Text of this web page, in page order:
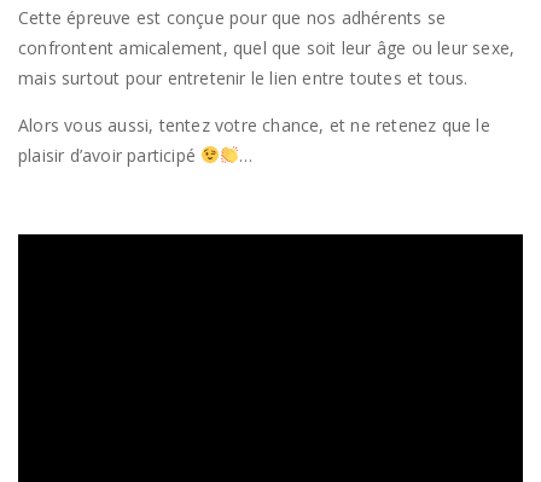
Cette épreuve est conçue pour que nos adhérents se
confrontent amicalement, quel que soit leur âge ou leur sexe,
mais surtout pour entretenir le lien entre toutes et tous.
Alors vous aussi, tentez votre chance, et ne retenez que le
plaisir d’avoir participé
…